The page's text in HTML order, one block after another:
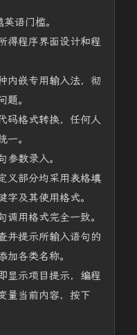
语门槛。
得程序界面设计和程
内嵌专用输入法，彻
。
码格式转换，任何人
。
数录入。
义部分均采用表格填
字及其使用格式。
用格式完全一致。
并提示所输入语句的
各类名称。
显示项目提示，编程
量当前内容，按下